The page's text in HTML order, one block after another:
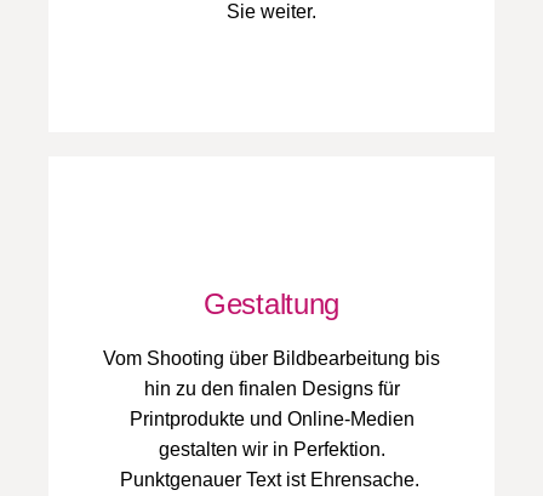
Sie weiter.
Gestaltung
Vom Shooting über Bildbearbeitung bis
hin zu den finalen Designs für
Printprodukte und Online-Medien
gestalten wir in Perfektion.
Punktgenauer Text ist Ehrensache.